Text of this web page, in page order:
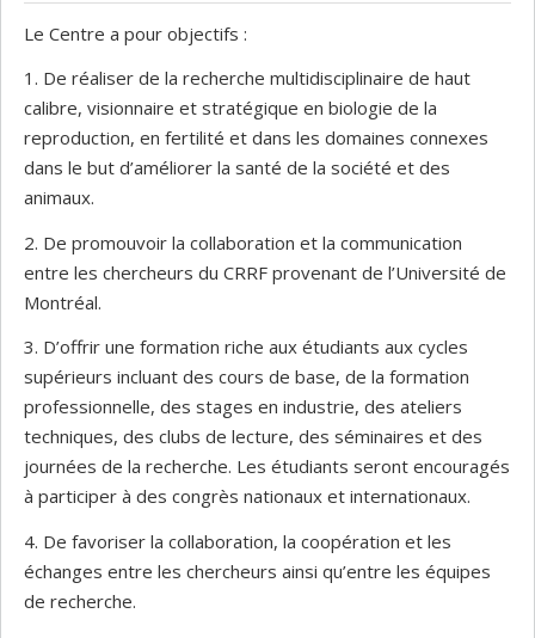
Le Centre a pour objectifs :
1. De réaliser de la recherche multidisciplinaire de haut
calibre, visionnaire et stratégique en biologie de la
reproduction, en fertilité et dans les domaines connexes
dans le but d’améliorer la santé de la société et des
animaux.
2. De promouvoir la collaboration et la communication
entre les chercheurs du CRRF provenant de l’Université de
Montréal.
3. D’offrir une formation riche aux étudiants aux cycles
supérieurs incluant des cours de base, de la formation
professionnelle, des stages en industrie, des ateliers
techniques, des clubs de lecture, des séminaires et des
journées de la recherche. Les étudiants seront encouragés
à participer à des congrès nationaux et internationaux.
4. De favoriser la collaboration, la coopération et les
échanges entre les chercheurs ainsi qu’entre les équipes
de recherche.